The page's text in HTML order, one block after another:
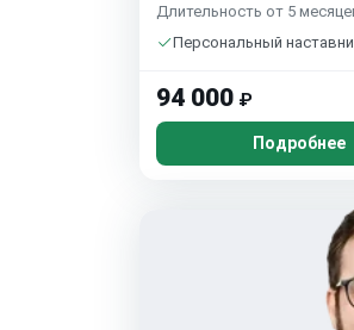
Длительность от 5
Персональный
94 000 ₽
Подробнее